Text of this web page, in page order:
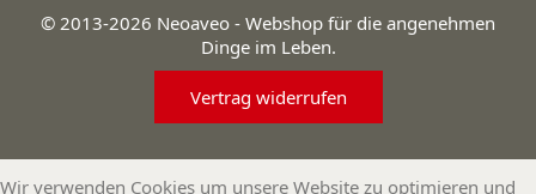
© 2013-2026 Neoaveo - Webshop für die angenehmen
Dinge im Leben.
Vertrag widerrufen
Wir verwenden Cookies um unsere Website zu optimieren und